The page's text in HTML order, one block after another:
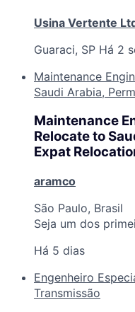
Usina Vertente
Guaraci, SP Há 2
Maintenance
Saudi Arabia,
Maintenance
Relocate to
Expat
aramco
São Paulo, Brasil
Seja um dos
Há 5 dias
Engenheiro
Transmissão